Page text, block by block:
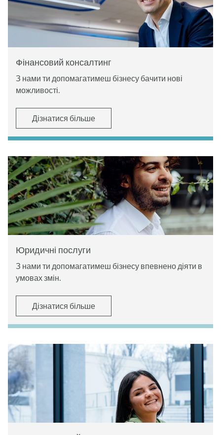
Фінансовий консалтинг
З нами ти допомагатимеш бізнесу бачити нові
можливості.
Дізнатися більше
Юридичні послуги
З нами ти допомагатимеш бізнесу впевнено діяти в
умовах змін.
Дізнатися більше